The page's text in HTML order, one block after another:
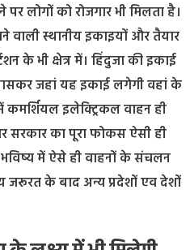
लोगों को रोजगार भी मिलता है।
स्थानीय इकाइयों और तैयार
के भी क्षेत्र में। हिंदुजा की इकाई
जहां यह इकाई लगेगी वहां के
कमर्शियल इलेक्ट्रिकल वाहन ही
सरकार का पूरा फोकस ऐसी ही
में ऐसे ही वाहनों के संचलन
जरूरत के बाद अन्य प्रदेशों एव देशों